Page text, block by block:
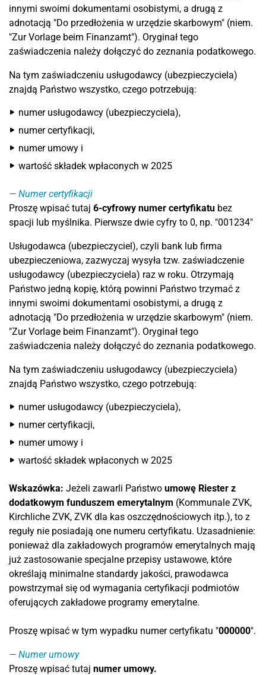
innymi swoimi dokumentami osobistymi, a drugą z
adnotacją "Do przedłożenia w urzędzie skarbowym" (niem.
"Zur Vorlage beim Finanzamt"). Oryginał tego
zaświadczenia należy dołączyć do zeznania podatkowego.
Na tym zaświadczeniu usługodawcy (ubezpieczyciela)
znajdą Państwo wszystko, czego potrzebują:
numer usługodawcy (ubezpieczyciela),
numer certyfikacji,
numer umowy i
wartość składek wpłaconych w 2025
Numer certyfikacji
Proszę wpisać tutaj 6-cyfrowy numer certyfikatu bez
spacji lub myślnika. Pierwsze dwie cyfry to 0, np. "001234"
Usługodawca (ubezpieczyciel), czyli bank lub firma
ubezpieczeniowa, zazwyczaj wysyła tzw. zaświadczenie
usługodawcy (ubezpieczyciela) raz w roku. Otrzymają
Państwo jedną kopię, którą powinni Państwo trzymać z
innymi swoimi dokumentami osobistymi, a drugą z
adnotacją "Do przedłożenia w urzędzie skarbowym" (niem.
"Zur Vorlage beim Finanzamt"). Oryginał tego
zaświadczenia należy dołączyć do zeznania podatkowego.
Na tym zaświadczeniu usługodawcy (ubezpieczyciela)
znajdą Państwo wszystko, czego potrzebują:
numer usługodawcy (ubezpieczyciela),
numer certyfikacji,
numer umowy i
wartość składek wpłaconych w 2025
Wskazówka: Jeżeli zawarli Państwo umowę Riester z
dodatkowym funduszem emerytalnym (Kommunale ZVK,
Kirchliche ZVK, ZVK dla kas oszczędnościowych itp.), to z
reguły nie posiadają one numeru certyfikatu. Uzasadnienie:
ponieważ dla zakładowych programów emerytalnych mają
już zastosowanie specjalne przepisy ustawowe, które
określają minimalne standardy jakości, prawodawca
powstrzymał się od wymagania certyfikacji podmiotów
oferujących zakładowe programy emerytalne.
Proszę wpisać w tym wypadku numer certyfikatu "000000".
Numer umowy
Proszę wpisać tutaj numer umowy.